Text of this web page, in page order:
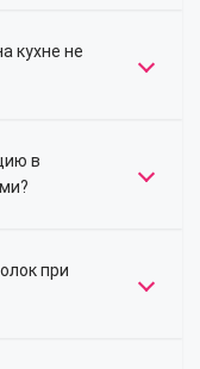
кухне не
в
при